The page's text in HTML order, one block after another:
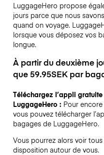
LuggageHero propose
jours parce que nous
quand on voyage.
lorsque vous déposez vos
longue.
À partir du deuxième
que 59.95SEK par
Téléchargez l’appli
LuggageHero :Pour encore
vous pouvez télécharger
bagages de LuggageHero.
Vous pourrez alors voir
disposition autour de vous.